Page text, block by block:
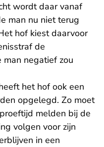
wordt daar vanaf
man nu niet terug
hof kiest daarvoor
de
negatief zou
het hof ook een
opgelegd. Zo moet
melden bij de
volgen voor zijn
in een